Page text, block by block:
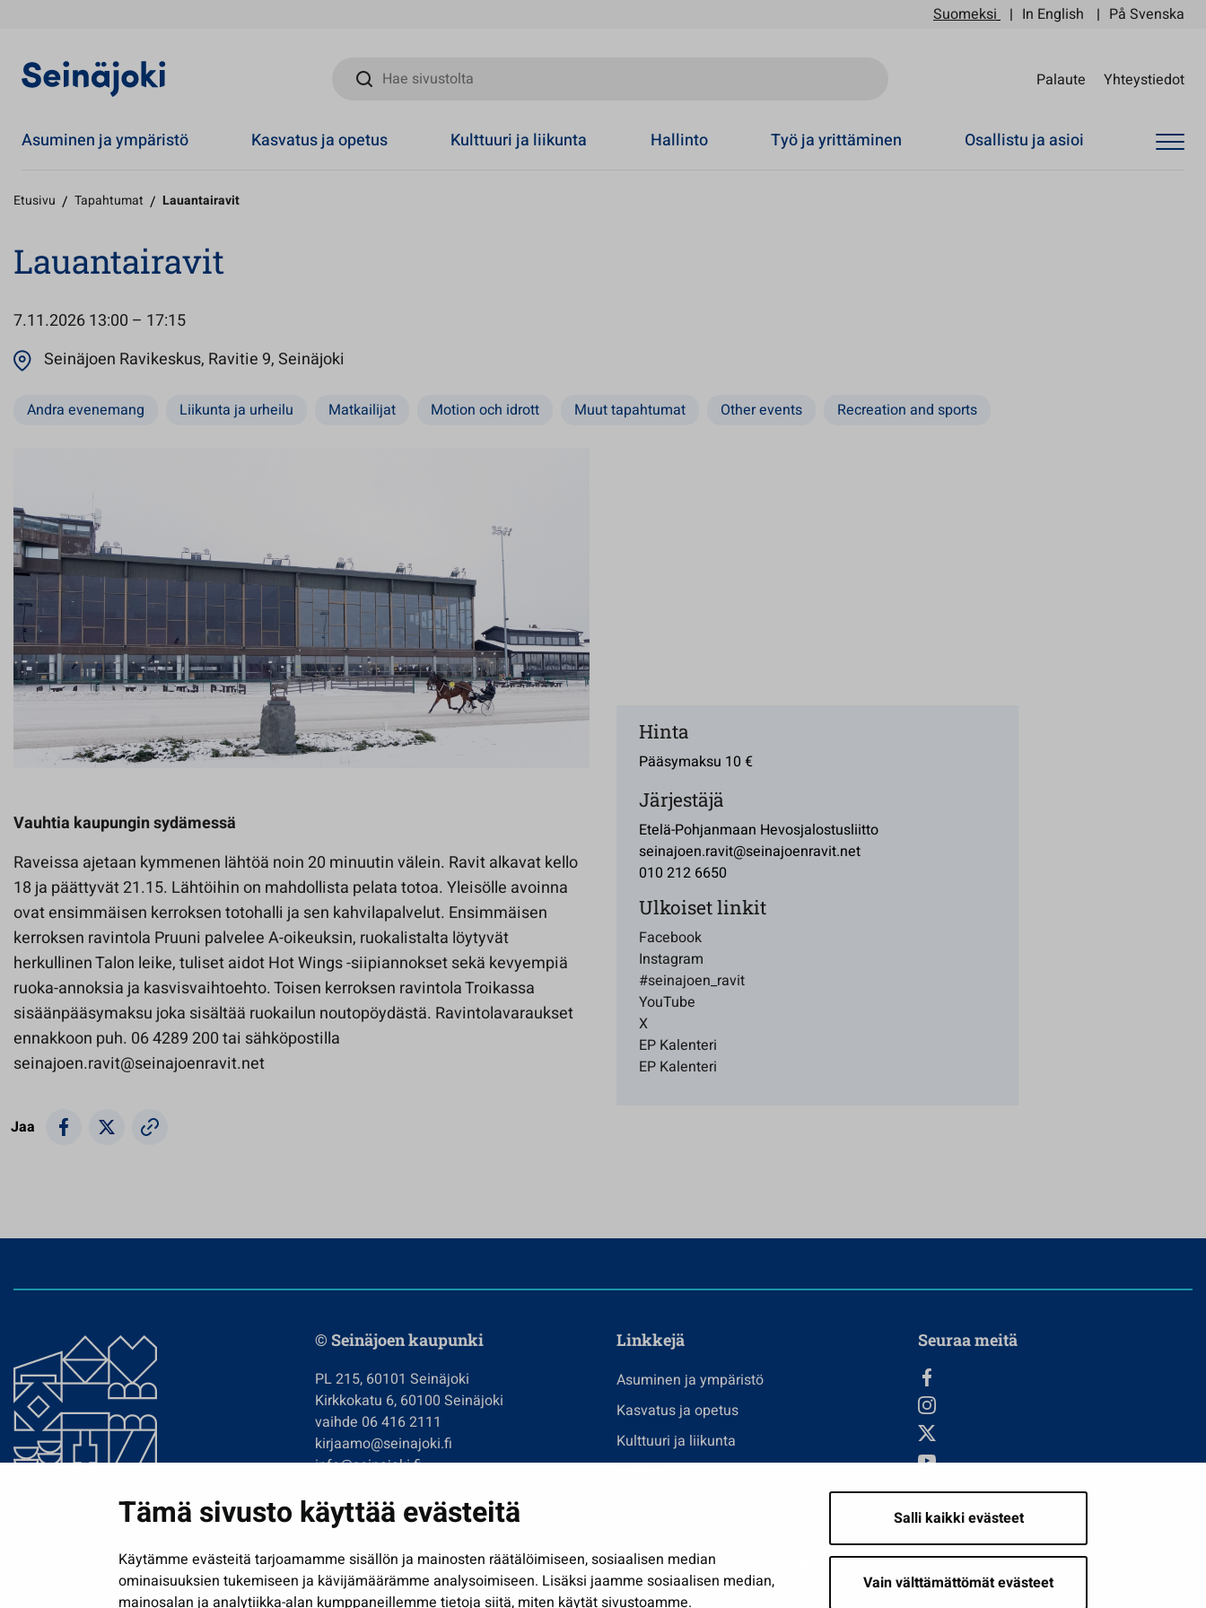
Tämä sivusto käyttää evästeitä
Käytämme evästeitä tarjoamamme sisällön ja mainosten räätälöimiseen, sosiaalisen median
ominaisuuksien tukemiseen ja kävijämäärämme analysoimiseen. Lisäksi jaamme sosiaalisen median,
mainosalan ja analytiikka-alan kumppaneillemme tietoja siitä, miten käytät sivustoamme.
Salli kaikki evästeet
Vain välttämättömät evästeet
Suomeksi In English På Svenska
Hae sivustolta
Palaute Yhteystiedot
Asuminen ja ympäristö Kasvatus ja opetus Kulttuuri ja liikunta Hallinto Työ ja yrittäminen Osallistu ja asioi
Etusivu / Tapahtumat / Lauantairavit
Lauantairavit
7.11.202613:00 – 17:15
Seinäjoen Ravikeskus, Ravitie 9, Seinäjoki
Andra evenemang Liikunta ja urheilu Matkailijat Motion och idrott Muut tapahtumat Other events Recreation and sports
Vauhtia kaupungin sydämessä
Raveissa ajetaan kymmenen lähtöä noin 20 minuutin välein. Ravit alkavat kello
18 ja päättyvät 21.15. Lähtöihin on mahdollista pelata totoa. Yleisölle avoinna
ovat ensimmäisen kerroksen totohalli ja sen kahvilapalvelut. Ensimmäisen
kerroksen ravintola Pruuni palvelee A-oikeuksin, ruokalistalta löytyvät
herkullinen Talon leike, tuliset aidot Hot Wings -siipiannokset sekä kevyempiä
ruoka-annoksia ja kasvisvaihtoehto. Toisen kerroksen ravintola Troikassa
sisäänpääsymaksu joka sisältää ruokailun noutopöydästä. Ravintolavaraukset
ennakkoon puh. 06 4289 200 tai sähköpostilla
seinajoen.ravit@seinajoenravit.net
Hinta
Pääsymaksu 10 €
Järjestäjä
Etelä-Pohjanmaan Hevosjalostusliitto
seinajoen.ravit@seinajoenravit.net
010 212 6650
Ulkoiset linkit
Facebook
Instagram
#seinajoen_ravit
YouTube
X
EP Kalenteri
EP Kalenteri
Jaa
© Seinäjoen kaupunki
PL 215, 60101 Seinäjoki
Kirkkokatu 6, 60100 Seinäjoki
vaihde 06 416 2111
kirjaamo@seinajoki.fi
info@seinajoki.fi
Tilaa uutiskirje
Linkkejä
Asuminen ja ympäristö
Kasvatus ja opetus
Kulttuuri ja liikunta
Näytä omat evästeasetukseni
Seuraa meitä